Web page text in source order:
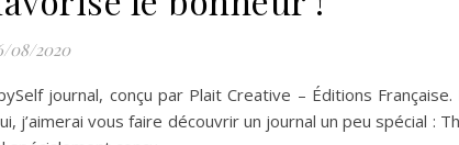
08/2020
journal, conçu par Plait Creative – Éditions
j’aimerai vous faire découvrir un journal un peu spécial :